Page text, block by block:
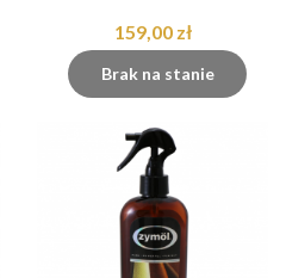
159,00 zł
Brak na stanie